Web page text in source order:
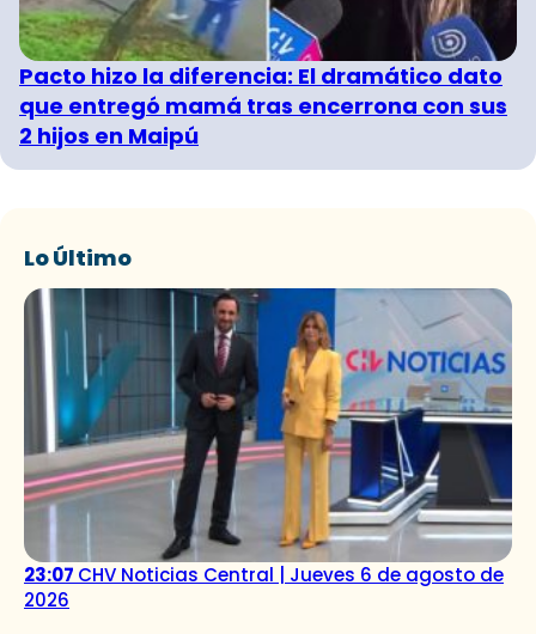
Pacto hizo la diferencia: El dramático dato
que entregó mamá tras encerrona con sus
2 hijos en Maipú
Lo Último
23:07 CHV Noticias Central | Jueves 6 de agosto de
2026